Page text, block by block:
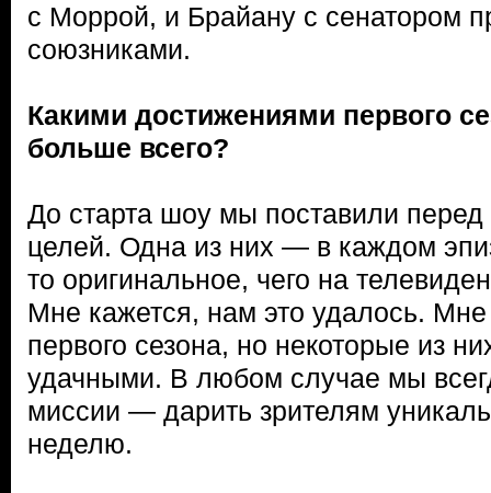
с Моррой, и Брайану с сенатором
союзниками.
Какими достижениями первого
больше всего?
До старта шоу мы поставили перед
целей. Одна из них — в каждом
то оригинальное, чего на
Мне кажется, нам это удалось.
первого сезона, но некоторые из
удачными. В любом случае мы
миссии — дарить зрителям
неделю.